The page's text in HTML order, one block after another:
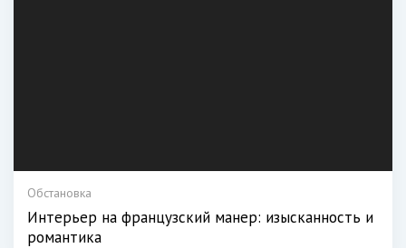
Обстановка
Интерьер на французский манер: изысканность и
романтика